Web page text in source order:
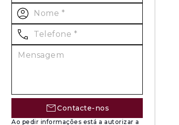
Contacte-nos
Ao pedir informações está a autorizar a